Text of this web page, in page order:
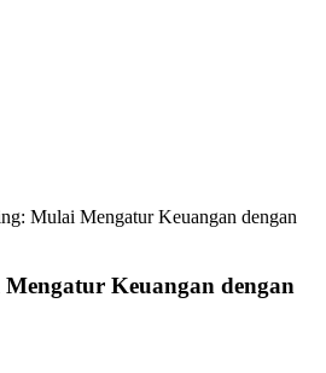
Mulai Mengatur Keuangan dengan
Keuangan dengan